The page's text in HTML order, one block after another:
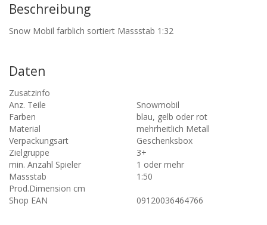
Beschreibung
Snow Mobil farblich sortiert Massstab 1:32
Daten
Zusatzinfo
Anz. Teile
Snowmobil
Farben
blau, gelb oder rot
Material
mehrheitlich Metall
Verpackungsart
Geschenksbox
Zielgruppe
3+
min. Anzahl Spieler
1 oder mehr
Massstab
1:50
Prod.Dimension cm
Shop EAN
09120036464766